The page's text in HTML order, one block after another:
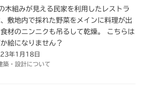
木組みが見える民家を利用したレストラ
敷地内で採れた野菜をメインに料理が出
材のニンニクも吊るして乾燥。 こちらは
絵になりません？
年1月18日
築・設計について